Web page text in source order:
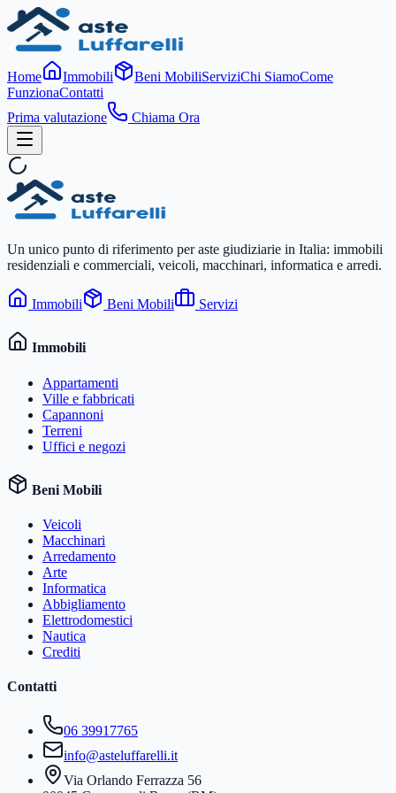
Home Immobili Beni MobiliServiziChi SiamoCome
FunzionaContatti
Prima valutazione
Chiama Ora
Un unico punto di riferimento per aste giudiziarie in Italia: immobili
residenziali e commerciali, veicoli, macchinari, informatica e arredi.
Immobili Beni Mobili Servizi
Immobili
Appartamenti
Ville e fabbricati
Capannoni
Terreni
Uffici e negozi
Beni Mobili
Veicoli
Macchinari
Arredamento
Arte
Informatica
Abbigliamento
Elettrodomestici
Nautica
Crediti
Contatti
06 39917765
info@asteluffarelli.it
Via Orlando Ferrazza 56